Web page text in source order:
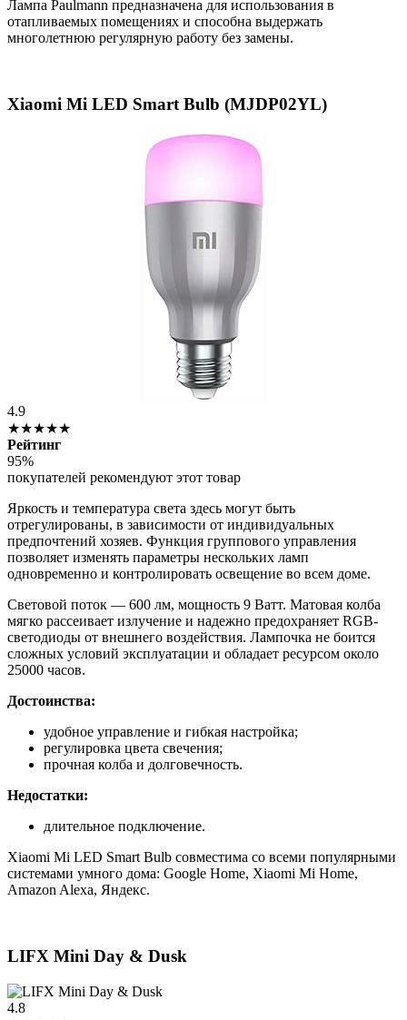
Лампа Paulmann предназначена для использования в
отапливаемых помещениях и способна выдержать
многолетнюю регулярную работу без замены.
Xiaomi Mi LED Smart Bulb (MJDP02YL)
4.9
★★★★★
Рейтинг
95%
покупателей рекомендуют этот товар
Яркость и температура света здесь могут быть
отрегулированы, в зависимости от индивидуальных
предпочтений хозяев. Функция группового управления
позволяет изменять параметры нескольких ламп
одновременно и контролировать освещение во всем доме.
Световой поток — 600 лм, мощность 9 Ватт. Матовая колба
мягко рассеивает излучение и надежно предохраняет RGB-
светодиоды от внешнего воздействия. Лампочка не боится
сложных условий эксплуатации и обладает ресурсом около
25000 часов.
Достоинства:
удобное управление и гибкая настройка;
регулировка цвета свечения;
прочная колба и долговечность.
Недостатки:
длительное подключение.
Xiaomi Mi LED Smart Bulb совместима со всеми популярными
системами умного дома: Google Home, Xiaomi Mi Home,
Amazon Alexa, Яндекс.
LIFX Mini Day & Dusk
4.8